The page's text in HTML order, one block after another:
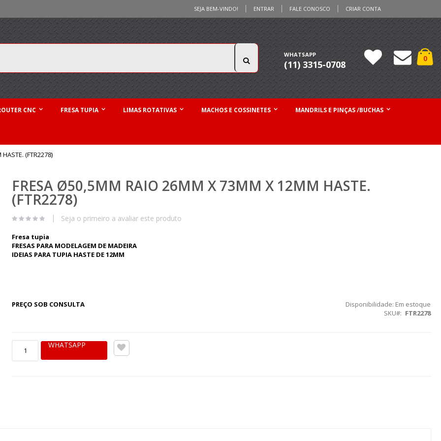
SEJA BEM-VINDO! ENTRAR FALE CONOSCO CRIAR CONTA
0
Pesquisa
WHATSAPP
(11) 3315-0708
CNC FRESA TUPIA LIMAS ROTATIVAS MACHOS E COSSINETES MANDRILS E PINÇAS /BUCHAS
(FTR2278)
FRESA Ø50,5MM RAIO 26MM X 73MM X 12MM HASTE.
(FTR2278)
Seja o primeiro a avaliar este produto
Fresa tupia
FRESAS PARA MODELAGEM DE MADEIRA
IDEIAS PARA TUPIA HASTE DE 12MM
PREÇO SOB CONSULTA Disponibilidade: Em estoque
SKU
FTR2278
WHATSAPP